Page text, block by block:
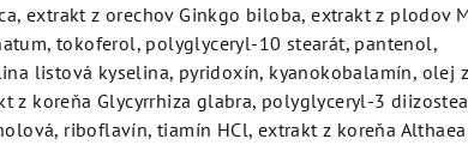
extrakt z orechov Ginkgo biloba, extrakt z plodov
tokoferol, polyglyceryl-10 stearát, pantenol,
listová kyselina, pyridoxín, kyanokobalamín, olej
z koreňa Glycyrrhiza glabra, polyglyceryl-3
riboflavín, tiamín HCl, extrakt z koreňa Althaea